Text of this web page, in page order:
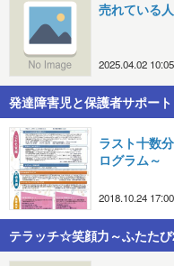
売れている
2025.04.02 10:05
発達障害児と保護者
ラスト十数
ログラム～
2018.10.24 17:00
テラッチ☆笑顔力～ふたた